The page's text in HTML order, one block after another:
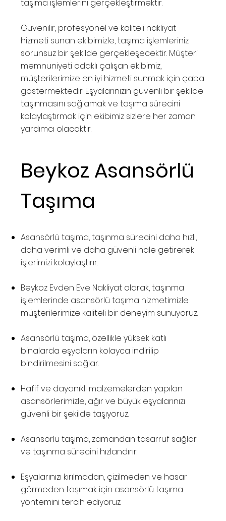
taşıma işlemlerini gerçekleştirmektir.
Güvenilir, profesyonel ve kaliteli nakliyat
hizmeti sunan ekibimizle, taşıma işlemleriniz
sorunsuz bir şekilde gerçekleşecektir. Müşteri
memnuniyeti odaklı çalışan ekibimiz,
müşterilerimize en iyi hizmeti sunmak için çaba
göstermektedir. Eşyalarınızın güvenli bir şekilde
taşınmasını sağlamak ve taşıma sürecini
kolaylaştırmak için ekibimiz sizlere her zaman
yardımcı olacaktır.
Beykoz Asansörlü
Taşıma
Asansörlü taşıma, taşınma sürecini daha hızlı,
daha verimli ve daha güvenli hale getirerek
işlerimizi kolaylaştırır.
Beykoz Evden Eve Nakliyat olarak, taşınma
işlemlerinde asansörlü taşıma hizmetimizle
müşterilerimize kaliteli bir deneyim sunuyoruz.
Asansörlü taşıma, özellikle yüksek katlı
binalarda eşyaların kolayca indirilip
bindirilmesini sağlar.
Hafif ve dayanıklı malzemelerden yapılan
asansörlerimizle, ağır ve büyük eşyalarınızı
güvenli bir şekilde taşıyoruz.
Asansörlü taşıma, zamandan tasarruf sağlar
ve taşınma sürecini hızlandırır.
Eşyalarınızı kırılmadan, çizilmeden ve hasar
görmeden taşımak için asansörlü taşıma
yöntemini tercih ediyoruz.